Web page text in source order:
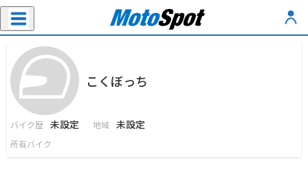
こくぼっち
バイク歴 未設定 地域 未設定
所有バイク